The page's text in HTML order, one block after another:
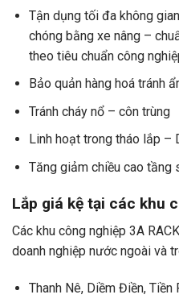
Tận dụng tối đa không
chóng bằng xe nâng –
theo tiêu chuẩn công
Bảo quản hàng hoá tránh
Tránh cháy nổ – côn trùng
Linh hoạt trong tháo lắp –
Tăng giảm chiều cao tầng
Lắp giá kệ tại các khu
Các khu công nghiệp 3A
doanh nghiệp nước ngoài và
Thanh Nê, Diềm Điền, Tiền